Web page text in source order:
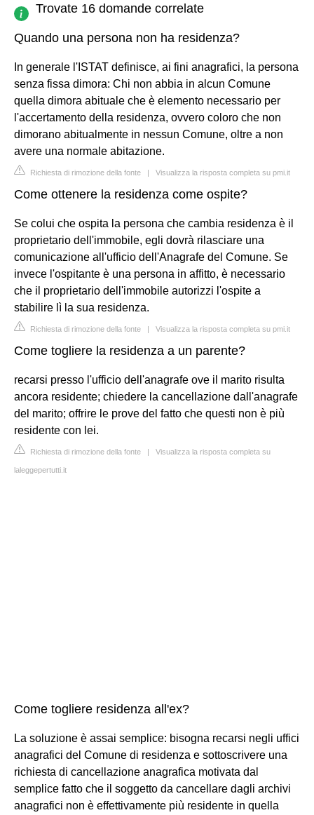
Trovate 16 domande correlate
Quando una persona non ha residenza?
In generale l'ISTAT definisce, ai fini anagrafici, la persona
senza fissa dimora: Chi non abbia in alcun Comune
quella dimora abituale che è elemento necessario per
l'accertamento della residenza, ovvero coloro che non
dimorano abitualmente in nessun Comune, oltre a non
avere una normale abitazione.
Richiesta di rimozione della fonte | Visualizza la risposta completa su pmi.it
Come ottenere la residenza come ospite?
Se colui che ospita la persona che cambia residenza è il
proprietario dell'immobile, egli dovrà rilasciare una
comunicazione all'ufficio dell'Anagrafe del Comune. Se
invece l'ospitante è una persona in affitto, è necessario
che il proprietario dell'immobile autorizzi l'ospite a
stabilire lì la sua residenza.
Richiesta di rimozione della fonte | Visualizza la risposta completa su pmi.it
Come togliere la residenza a un parente?
recarsi presso l'ufficio dell'anagrafe ove il marito risulta
ancora residente; chiedere la cancellazione dall'anagrafe
del marito; offrire le prove del fatto che questi non è più
residente con lei.
Richiesta di rimozione della fonte | Visualizza la risposta completa su
laleggepertutti.it
Come togliere residenza all'ex?
La soluzione è assai semplice: bisogna recarsi negli uffici
anagrafici del Comune di residenza e sottoscrivere una
richiesta di cancellazione anagrafica motivata dal
semplice fatto che il soggetto da cancellare dagli archivi
anagrafici non è effettivamente più residente in quella